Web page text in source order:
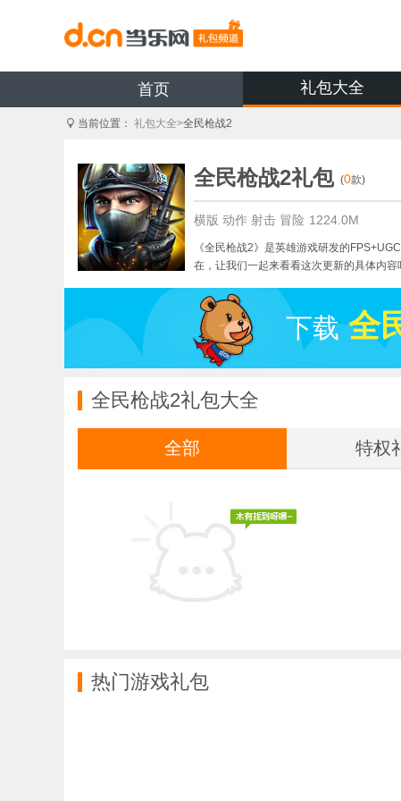
首页 礼包大全
当前位置： 礼包大全>全民枪战2
全民枪战2礼包 (0款)
横版 动作 射击 冒险 1224.0M
《全民枪战2》是英雄游戏研发的
在，让我们一起来看看这次更新的具体内容
下载 全
全民枪战2礼包大全
全部 特权
热门游戏礼包